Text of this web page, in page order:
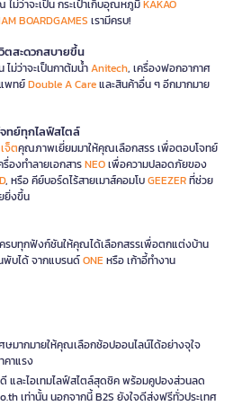
ม่ว่าจะเป็น กระเป๋าเก็บอุณหภูมิKAKAO
BOARDGAMES เรามีครบ!
ตสะดวกสบายขึ้น
ไม่ว่าจะเป็นกาต้มน้ำAnitech, เครื่องฟอกอากาศ
พทย์Double A Careและสินค้าอื่น ๆ อีกมากมาย
ทย์ทุกไลฟ์สไตล์
จ็ตคุณภาพเยี่ยมมาให้คุณเลือกสรร เพื่อตอบโจทย์
องทำลายเอกสารNEOเพื่อความปลอดภัยของ
, หรือ คีย์บอร์ดไร้สายเมาส์คอมโบGEEZERที่ช่วย
ยิ่งขึ้น
ครบทุกฟังก์ชันให้คุณได้เลือกสรรเพื่อตกแต่งบ้าน
นพับได้ จากแบรนด์ONEหรือ เก้าอี้ทำงาน
ษมากมายให้คุณเลือกช้อปออนไลน์ได้อย่างจุใจ
าแรง
และไอเทมไลฟ์สไตล์สุดชิค พร้อมคูปองส่วนลด
เท่านั้น นอกจากนี้ B2S ยังใจดีส่งฟรีทั่วประเทศ